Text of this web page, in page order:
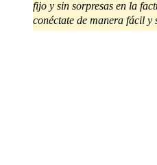
fijo y sin sorpresas en la
conéctate de manera fácil